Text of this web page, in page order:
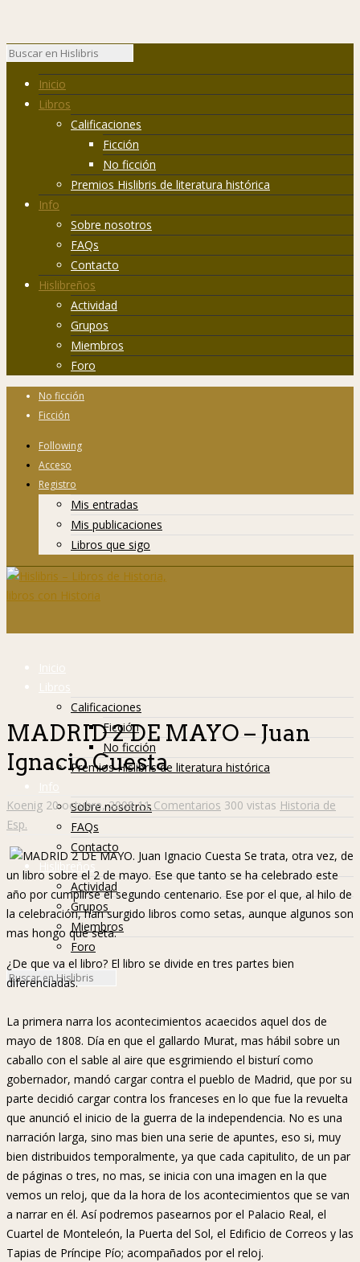
Inicio
Libros
Calificaciones
Ficción
No ficción
Premios Hislibris de literatura histórica
Info
Sobre nosotros
FAQs
Contacto
Hislibreños
Actividad
Grupos
Miembros
Foro
No ficción
Ficción
Following
Acceso
Registro
Mis entradas
Mis publicaciones
Libros que sigo
Inicio
Libros
Calificaciones
Ficción
No ficción
Premios Hislibris de literatura histórica
Info
Sobre nosotros
FAQs
Contacto
Hislibreños
Actividad
Grupos
Miembros
Foro
MADRID 2 DE MAYO – Juan
Ignacio Cuesta
Koenig 20 octubre, 2008 11 Comentarios 300 vistas Historia de
Esp.
Se trata, otra vez, de
un libro sobre el 2 de mayo. Ese que tanto se ha celebrado este
año por cumplirse el segundo centenario. Ese por el que, al hilo de
la celebración, han surgido libros como setas, aunque algunos son
mas hongo que seta.
¿De que va el libro? El libro se divide en tres partes bien
diferenciadas.
La primera narra los acontecimientos acaecidos aquel dos de
mayo de 1808. Día en que el gallardo Murat, mas hábil sobre un
caballo con el sable al aire que esgrimiendo el bisturí como
gobernador, mandó cargar contra el pueblo de Madrid, que por su
parte decidió cargar contra los franceses en lo que fue la revuelta
que anunció el inicio de la guerra de la independencia. No es una
narración larga, sino mas bien una serie de apuntes, eso si, muy
bien distribuidos temporalmente, ya que cada capitulito, de un par
de páginas o tres, no mas, se inicia con una imagen en la que
vemos un reloj, que da la hora de los acontecimientos que se van
a narrar en él. Así podremos pasearnos por el Palacio Real, el
Cuartel de Monteleón, la Puerta del Sol, el Edificio de Correos y las
Tapias de Príncipe Pío; acompañados por el reloj.